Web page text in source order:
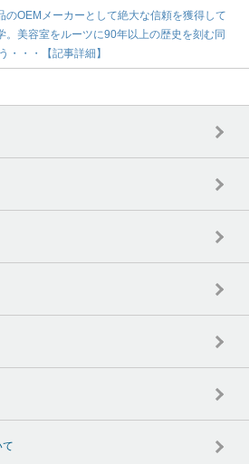
のOEMメーカーとして絶大な信頼を獲得して
。美容室をルーツに90年以上の歴史を刻む同
・・・【記事詳細】